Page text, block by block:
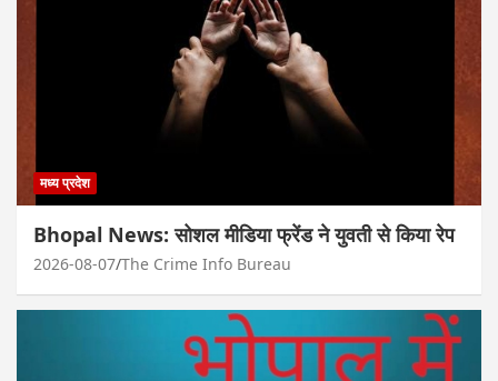
मध्य प्रदेश
Bhopal News: सोशल मीडिया फ्रेंड ने युवती से किया रेप
2026-08-07 The Crime Info Bureau